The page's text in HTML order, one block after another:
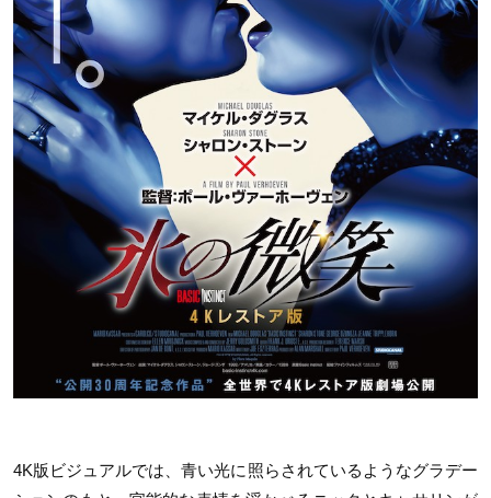
4K版ビジュアルでは、青い光に照らされているようなグラデー